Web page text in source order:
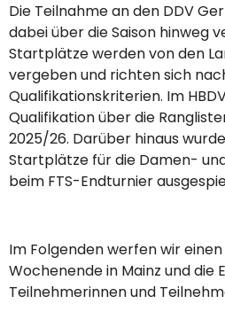
Die Teilnahme an den DDV
dabei über die Saison hinweg
Startplätze werden von den
vergeben und richten sich
Qualifikationskriterien. Im
Qualifikation über die
2025/26. Darüber hinaus
Startplätze für die Damen-
beim FTS-Endturnier
Im Folgenden werfen wir
Wochenende in Mainz und die
Teilnehmerinnen und